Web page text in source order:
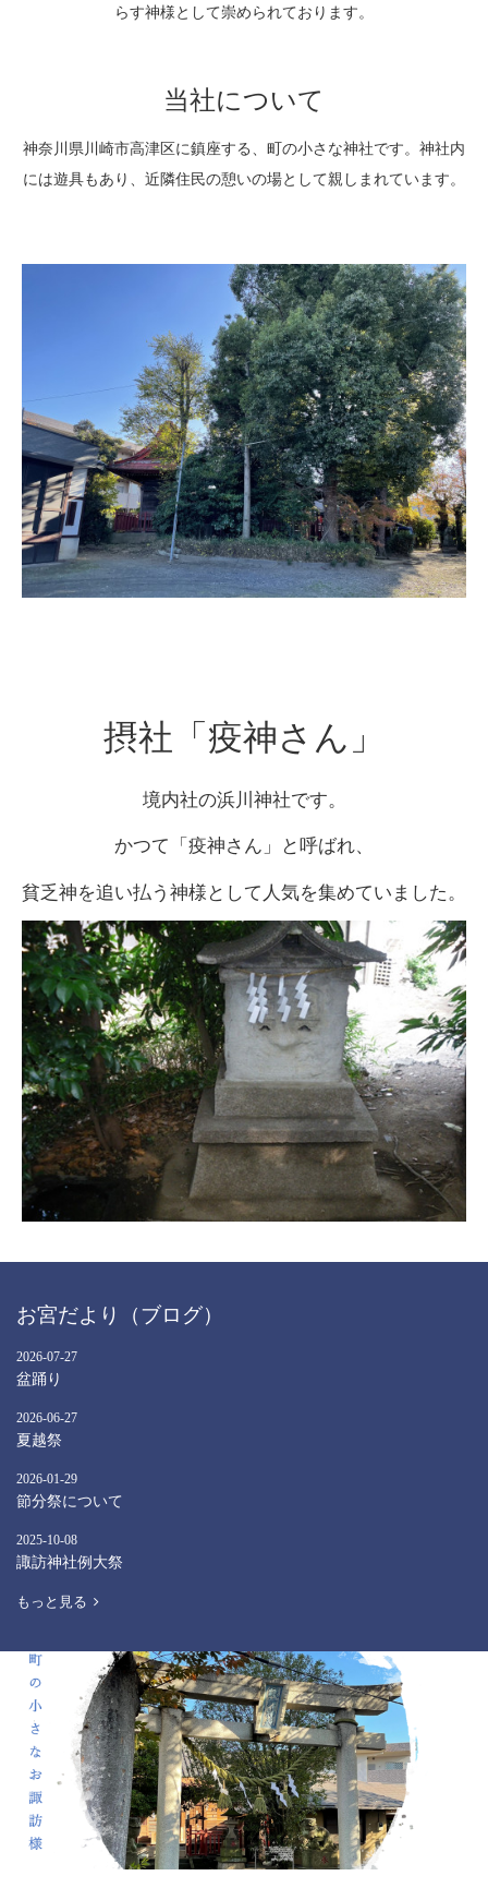
らす神様として崇められております。
当社について
神奈川県川崎市高津区に鎮座する、町の小さな神社です。神社内
には遊具もあり、近隣住民の憩いの場として親しまれています。
摂社「疫神さん」
境内社の浜川神社です。
かつて「疫神さん」と呼ばれ、
貧乏神を追い払う神様として人気を集めていました。
お宮だより（ブログ）
2026-07-27
盆踊り
2026-06-27
夏越祭
2026-01-29
節分祭について
2025-10-08
諏訪神社例大祭
もっと見る